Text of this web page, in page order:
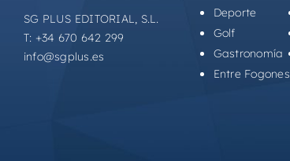
SG PLUS EDITORIAL, S.L.
T: +34 670 642 299
info@sgplus.es
Deporte
Golf
Gastronomía
Entre Fogones